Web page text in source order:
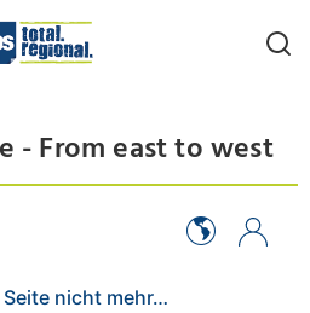
- From east to west